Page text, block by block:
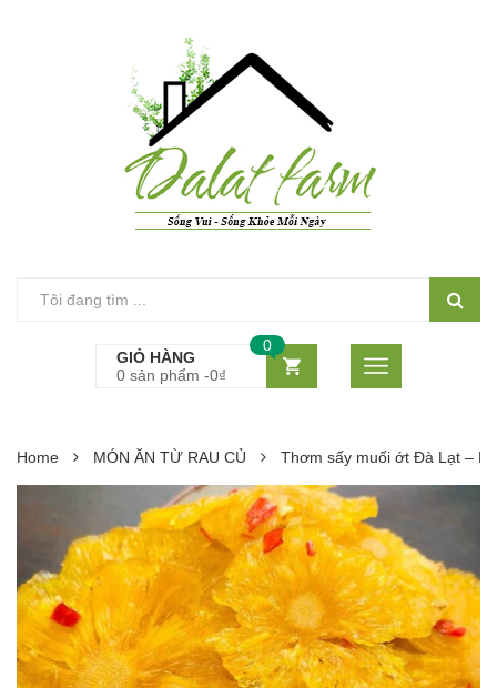
GIỎ HÀNG
0 sản phẩm -0₫
0
Home MÓN ĂN TỪ RAU CỦ Thơm sấy muối ớt Đà Lạt –